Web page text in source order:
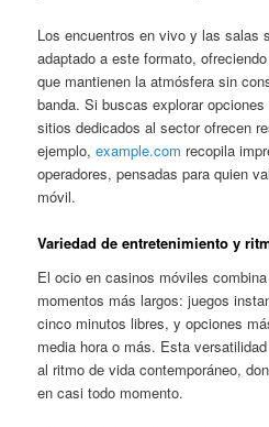
Los encuentros en vivo y las salas
adaptado a este formato,
que mantienen la atmósfera sin
banda. Si buscas explorar
sitios dedicados al sector ofrecen
ejemplo,example.com recopila
operadores, pensadas para quien
móvil.
Variedad de entretenimiento y
El ocio en casinos móviles
momentos más largos: juegos
cinco minutos libres, y opciones
media hora o más. Esta
al ritmo de vida contemporáneo,
en casi todo momento.